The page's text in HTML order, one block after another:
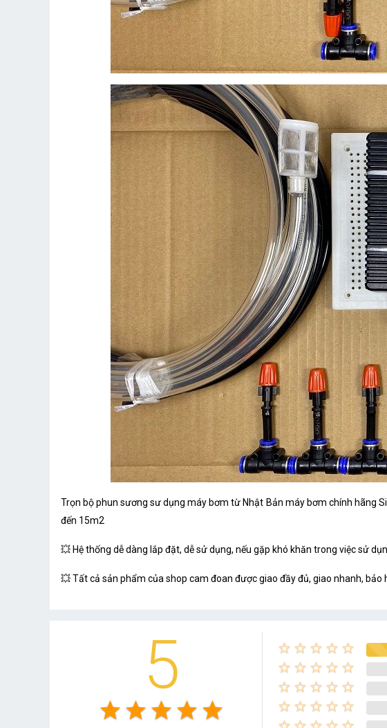
Trọn bộ phun sương sư dụng máy bơm từ Nhật Bản máy bơm chính hãng
đến 15m2
💥 Hệ thống dễ dàng lắp đặt, dễ sử dụng, nếu gặp khó khăn trong việc sử
💥 Tất cả sản phẩm của shop cam đoan được giao đầy đủ, giao nhanh, bảo
5
star star star star star
star_border star_border star_border star_border star_border
star_border star_border star_border star_border star_border
star_border star_border star_border star_border star_border
star_border star_border star_border star_border star_border